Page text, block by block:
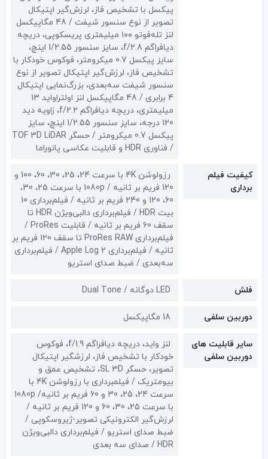
پیکسل با تشخیص فاز، لرزش‌گیر اپتیکال
تصویر از نوع سنسور شیفت / 48 مگاپیکسل
لنز تله‌فوتو ۱۰۰ میلیمتری پریسکوپی، دریچه
دیافراگم f/2.8، سایز سنسور 1/2.55 اینچ،
سایز پیکسل 0.7 میکرومتر، فوکوس خودکار با
تشخیص فاز، لرزش‌گیر اپتیکال تصویر از نوع
سنسور شیفت سه‌بعدی، بزرگ‌نمایی اپتیکال
4 برابری / 48 مگاپیکسل لنز اولتراواید 13
میلیمتری، دریچه دیافراگم f/2.2، زاویه دید
120 درجه، سایز سنسور 1/2.55 اینچ، سایز
پیکسل 0.7 میکرومتر / حسگر TOF 3D LiDAR
/ فناوری HDR و قابلیت عکاسی پانوراما
کیفیت فیلم
برداری
رزولوشن 4K با سرعت 24، 25، 30، 60، 100 و
120 فریم بر ثانیه / 1080p با سرعت 25، 30،
60، 120 و 240 فریم بر ثانیه / فیلم‌برداری 10
بیت HDR / فیلم‌برداری دالبی‌ویژن HDR تا
سقف 60 فریم بر ثانیه / قابلیت ProRes /
فیلم‌برداری ProRes RAW تا سقف 120 فریم بر
ثانیه / فیلم‌برداری Apple Log 2 / فیلم‌برداری
سه‌بعدی / ضبط صدای استریو
فلش LED دوگانه / Dual Tone
دوربین سلفی 18 مگاپیکسل
سایر قابلیت های
دوربین سلفی
لنز واید، دریچه دیافراگم f/1.9، فوکوس
خودکار با تشخیص فاز، لرزشگیر اپتیکال
تصویر، حسگر SL 3D، تشخیص عمق و
بیومتریک / فیلمبرداری با رزولوشن 4K با
سرعت 24، 25، 30 و 60 فریم بر ثانیه/ 1080p
با سرعت 25، 30، 60 و 120 فریم بر ثانیه /
لرزش‌گیر الکترونیکی تصویر-ژیروسکوپی /
ضبط صدای استریو / فیلم‌برداری دالبی‌ویژن
HDR / صدای سه بعدی